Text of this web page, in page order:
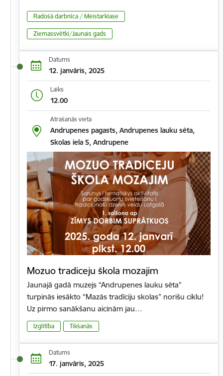
Radošā darbnīca / Meistarklase
Ziemassvētki/Jaunais gads
Datums
12. janvāris, 2025
Laiks
12.00
Atrašanās vieta
Andrupenes pagasts, Andrupenes lauku sēta,
Skolas iela 5, Andrupene
Mozuo tradiceju škola mozajim
Jaunajā gadā muzejs “Andrupenes lauku sēta”
turpinās iesākto “Mazās tradīciju skolas” norišu ciklu!
Uz pirmo sanākšanu aicinām jau…
Izglītība Tikšanās
Datums
17. janvāris, 2025